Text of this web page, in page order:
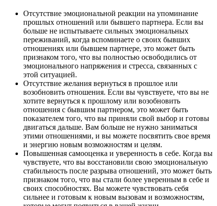
Отсутствие эмоциональной реакции на упоминание
прошлых отношений или бывшего партнера. Если вы
больше не испытываете сильных эмоциональных
переживаний, когда вспоминаете о своих бывших
отношениях или бывшем партнере, это может быть
признаком того, что вы полностью освободились от
эмоционального напряжения и стресса, связанных с
этой ситуацией.
Отсутствие желания вернуться в прошлое или
возобновить отношения. Если вы чувствуете, что вы не
хотите вернуться к прошлому или возобновить
отношения с бывшим партнером, это может быть
показателем того, что вы приняли свой выбор и готовы
двигаться дальше. Вам больше не нужно заниматься
этими отношениями, и вы можете посвятить свое время
и энергию новым возможностям и целям.
Повышенная самооценка и уверенность в себе. Когда вы
чувствуете, что вы восстановили свою эмоциональную
стабильность после разрыва отношений, это может быть
признаком того, что вы стали более уверенным в себе и
своих способностях. Вы можете чувствовать себя
сильнее и готовым к новым вызовам и возможностям,